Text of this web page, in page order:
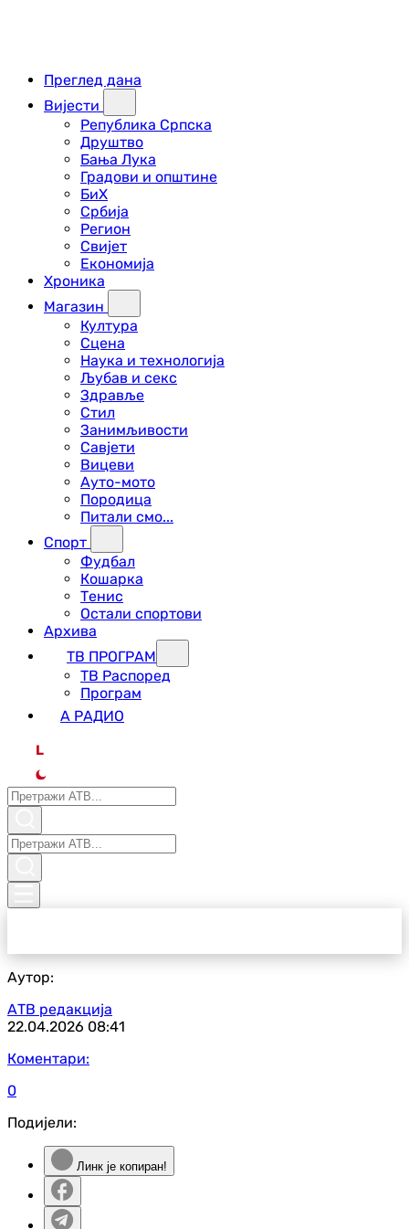
Преглед дана
Вијести
Република Српска
Друштво
Бања Лука
Градови и општине
БиХ
Србија
Регион
Свијет
Економија
Хроника
Магазин
Култура
Сцена
Наука и технологија
Љубав и секс
Здравље
Стил
Занимљивости
Савјети
Вицеви
Ауто-мото
Породица
Питали смо...
Спорт
Фудбал
Кошарка
Тенис
Остали спортови
Архива
ТВ ПРОГРАМ
ТВ Распоред
Програм
А РАДИО
L
Аутор:
АТВ редакција
22.04.2026 08:41
Коментари:
0
Подијели:
Линк је копиран!